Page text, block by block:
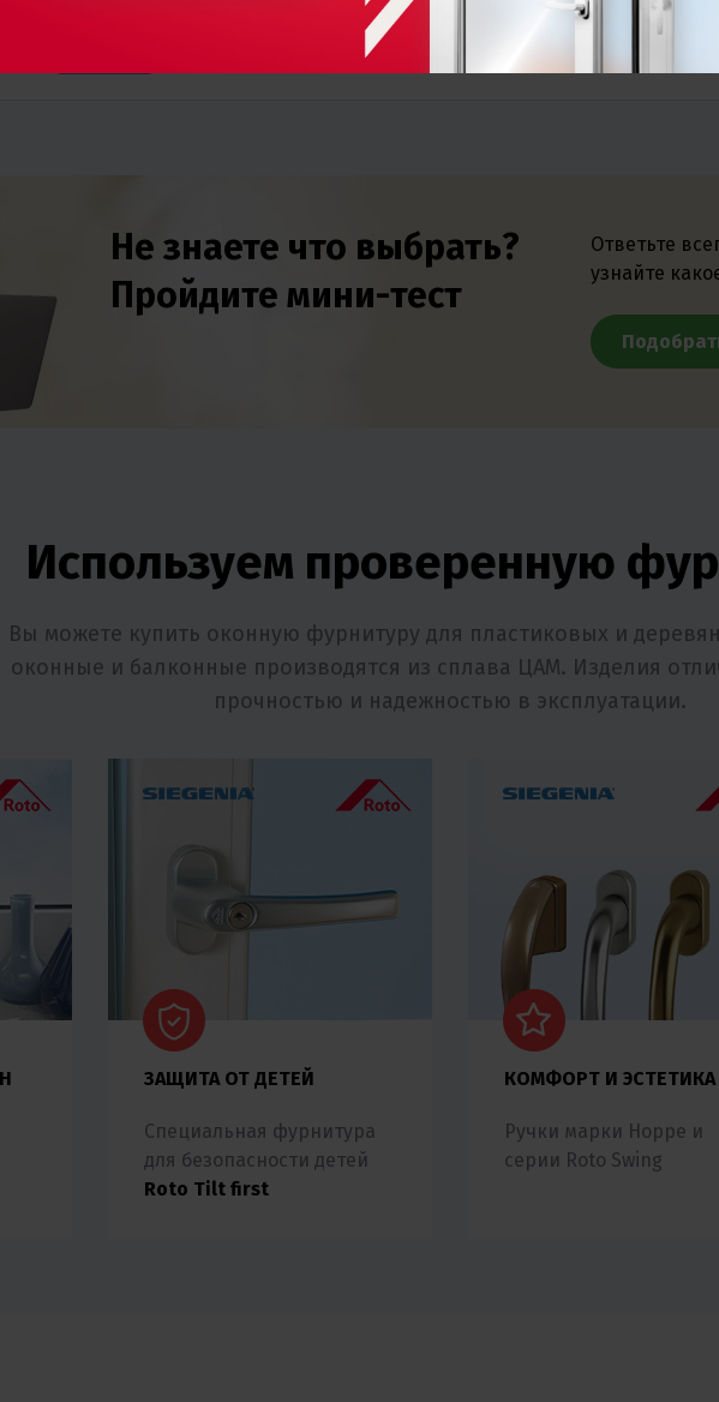
Не знаете что выбрать?
Пройдите мини-тест
Ответьте
узнайте
Используем проверенную
Вы можете купить оконную фурнитуру для пластиковых и
оконные и балконные производятся из сплава ЦАМ. Изделия
прочностью и надежностью в эксплуатации.
ЗАЩИТА ОТ ДЕТЕЙ
Специальная фурнитура
для безопасности детей
Roto Tilt first
КОМФОРТ И ЭСТЕТИКА
Ручки марки Hoppe и
серии Roto Swing